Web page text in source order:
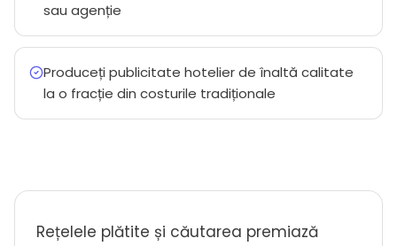
sau agenție
Produceți publicitate hotelier de înaltă calitate
la o fracție din costurile tradiționale
Rețelele plătite și căutarea premiază